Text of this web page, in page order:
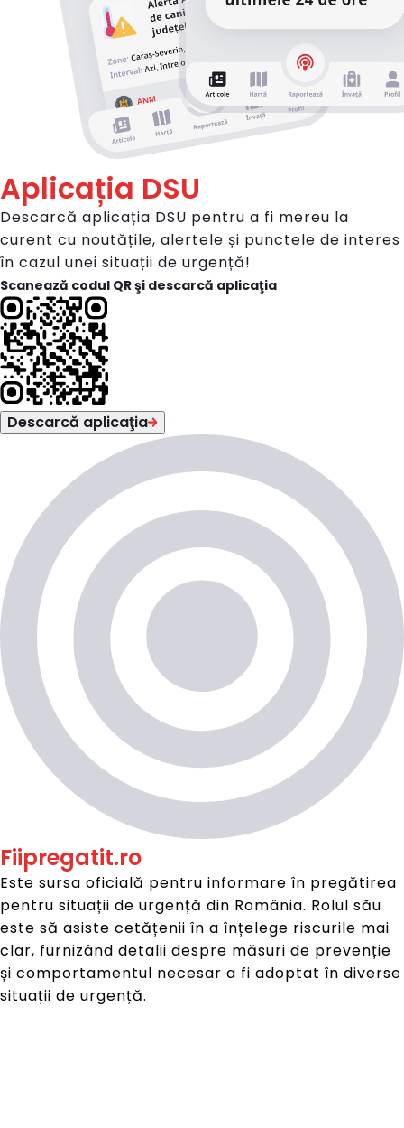
Aplicația DSU
Descarcă aplicația DSU pentru a fi mereu la
curent cu noutățile, alertele și punctele de interes
în cazul unei situații de urgență!
Scanează codul QR şi descarcă aplicaţia
Descarcă aplicaţia
Fiipregatit.ro
Este sursa oficială pentru informare în pregătirea
pentru situații de urgență din România. Rolul său
este să asiste cetățenii în a înțelege riscurile mai
clar, furnizând detalii despre măsuri de prevenție
și comportamentul necesar a fi adoptat în diverse
situații de urgență.